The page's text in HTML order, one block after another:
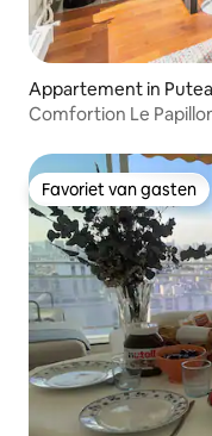
Appartement in
Comfortion Le
Favoriet van gasten
Favoriet van gasten